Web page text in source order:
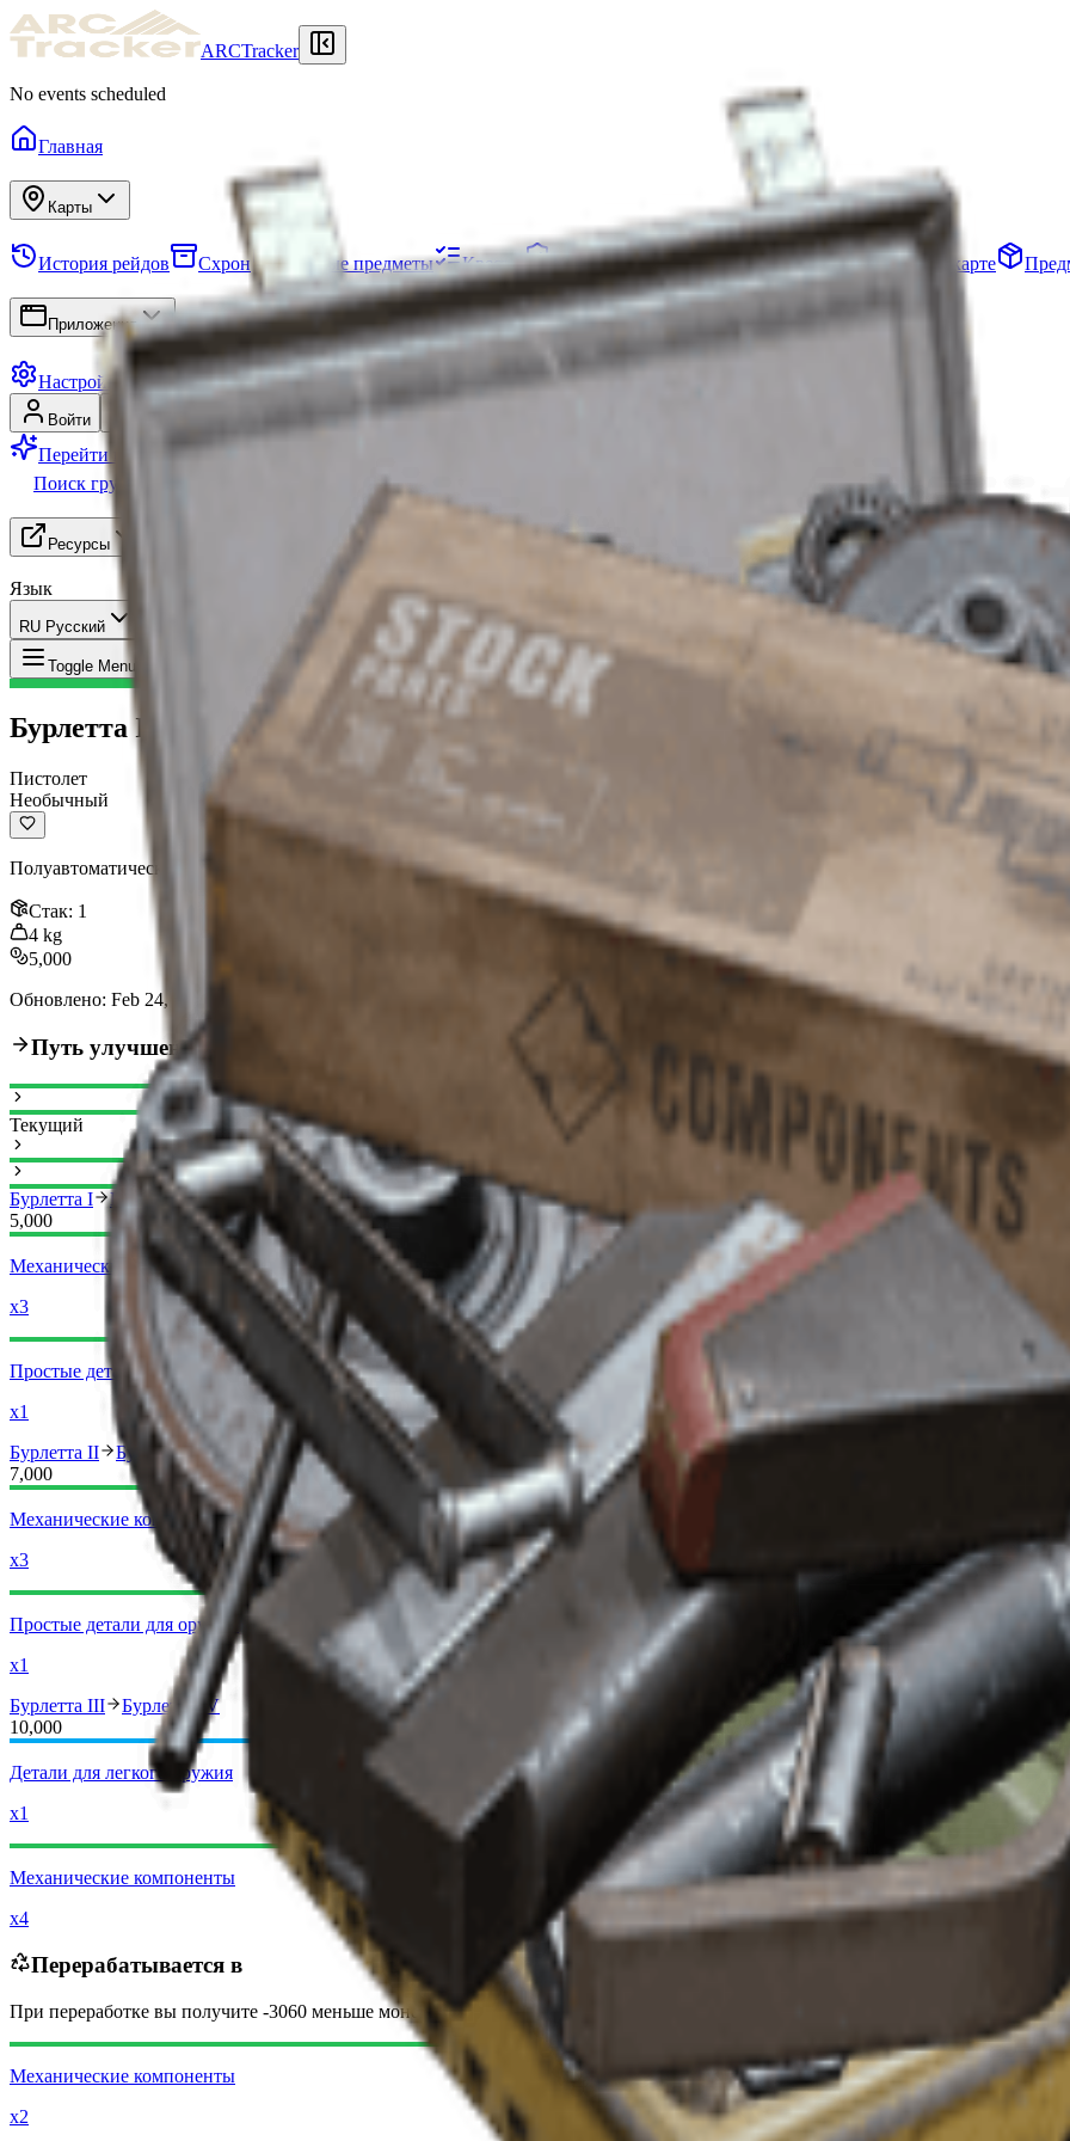
ARCTracker
No events scheduled
Главная
Карты
История рейдов Схрон Нужные предметы Квесты Убежище Проекты Отряды События на карте
Приложения
Настройки
Войти
Перейти на Premium
Поиск группы
Ресурсы
Язык
RU Русский
Toggle Menu Предмет Бурлетта II
Бурлетта II
Пистолет
Необычный
Полуавтоматический пистолет с приличным уроном и точностью. Можно стрелять так быстро, как вы можете нажимать на
Стак: 1
4 kg
5,000
Обновлено: Feb 24, 2026
Путь улучшения
Текущий
Бурлетта I
Бурлетта II
5,000
Механические компоненты
x3
Простые детали для оружия
x1
Бурлетта II
Бурлетта III
7,000
Механические компоненты
x3
Простые детали для оружия
x1
Бурлетта III
Бурлетта IV
10,000
Детали для легкого оружия
x1
Механические компоненты
x4
Перерабатывается в
При переработке вы получите -3060 меньше монет рейдеров
Механические компоненты
x2